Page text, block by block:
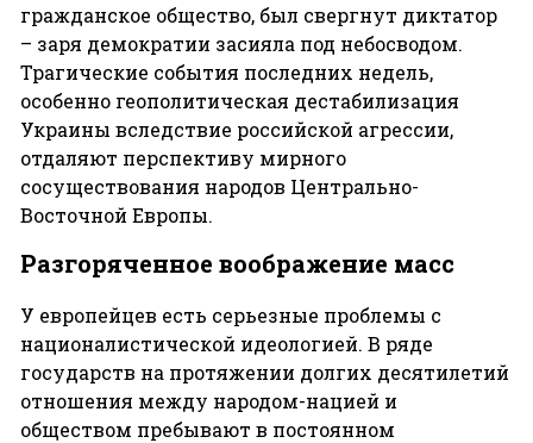
гражданское общество, был свергнут диктатор
– заря демократии засияла под небосводом.
Трагические события последних недель,
особенно геополитическая дестабилизация
Украины вследствие российской агрессии,
отдаляют перспективу мирного
сосуществования народов Центрально-
Восточной Европы.
Разгоряченное воображение масс
У европейцев есть серьезные проблемы с
националистической идеологией. В ряде
государств на протяжении долгих десятилетий
отношения между народом-нацией и
обществом пребывают в постоянном